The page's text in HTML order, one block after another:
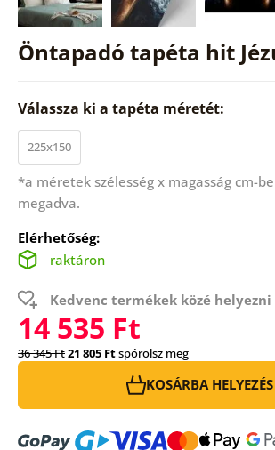
Öntapadó tapéta hit
Válassza ki a tapéta méretét:
225x150
*a méretek szélesség x magasság cm-
megadva.
Elérhetőség:
raktáron
Kedvenc termékek közé helyezni
14 535 Ft
36 345 Ft21 805 Ftspórolsz meg
KOSÁRBA HELYEZÉS